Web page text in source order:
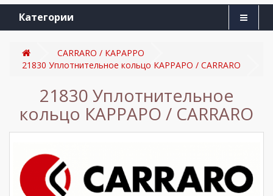
Категории
CARRARO / КАРАРРО
21830 Уплотнительное кольцо КАРРАРО / CARRARO
21830 Уплотнительное
кольцо КАРРАРО / CARRARO